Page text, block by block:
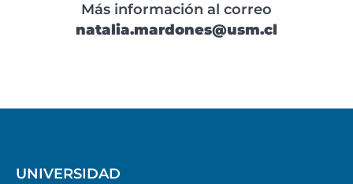
Más información al correo
natalia.mardones@usm.cl
UNIVERSIDAD